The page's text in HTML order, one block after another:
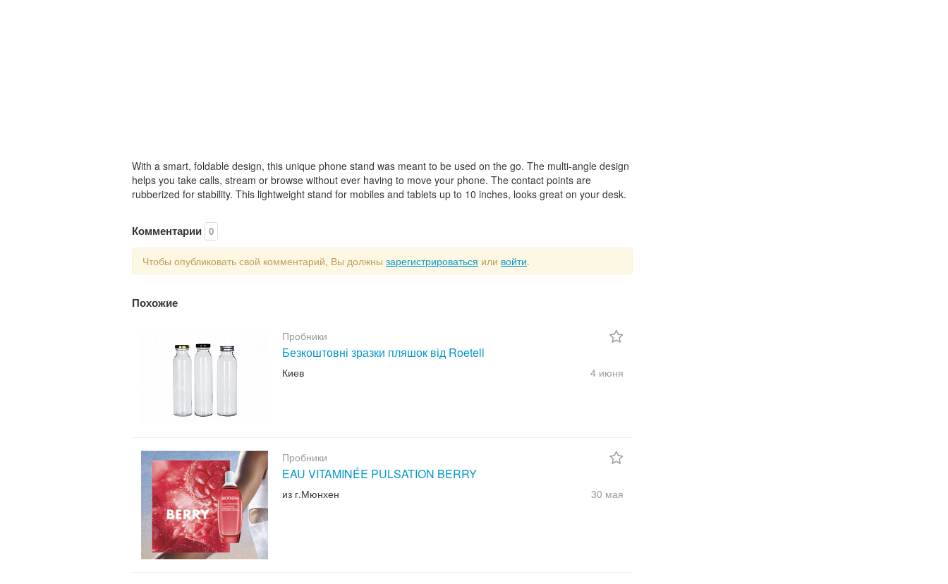
With a smart, foldable design, this unique phone stand was meant to be used on the go. The multi-angle design
helps you take calls, stream or browse without ever having to move your phone. The contact points are
rubberized for stability. This lightweight stand for mobiles and tablets up to 10 inches, looks great on your desk.
Комментарии 0
Чтобы опубликовать свой комментарий, Вы должны зарегистрироваться или войти.
Похожие
Пробники
Безкоштовні зразки пляшок від Roetell
Киев 4 июня
Пробники
EAU VITAMINÉE PULSATION BERRY
из г.Мюнхен 30 мая